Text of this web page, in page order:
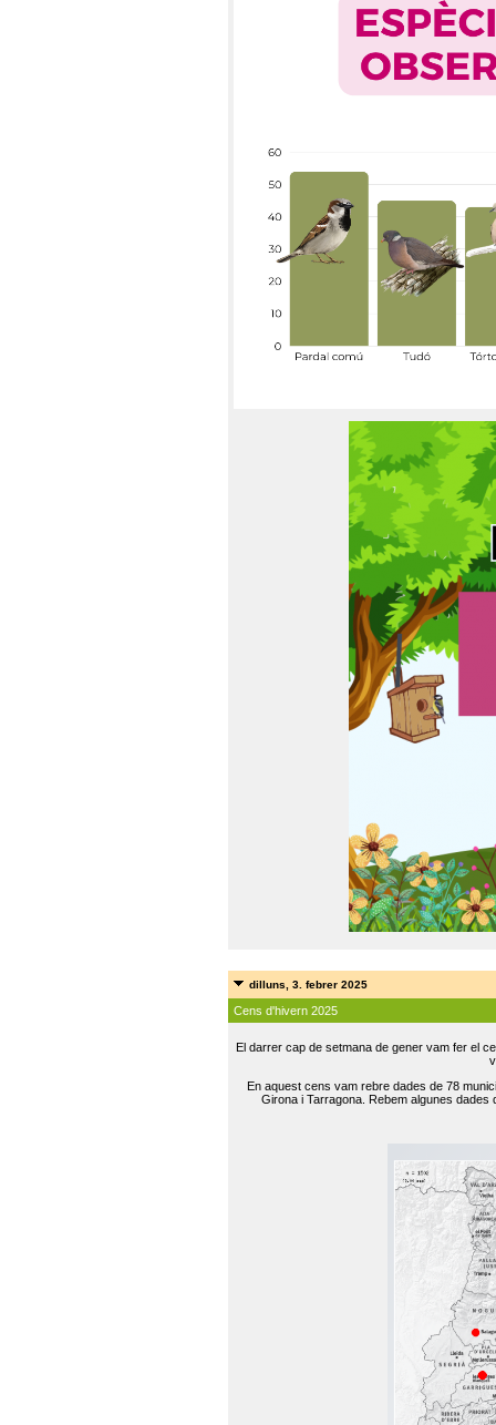
dilluns, 3. febrer 2025
Cens d'hivern 2025
El darrer cap de setmana de gener vam fer el
En aquest cens vam rebre dades de 78
Girona i Tarragona. Rebem algunes